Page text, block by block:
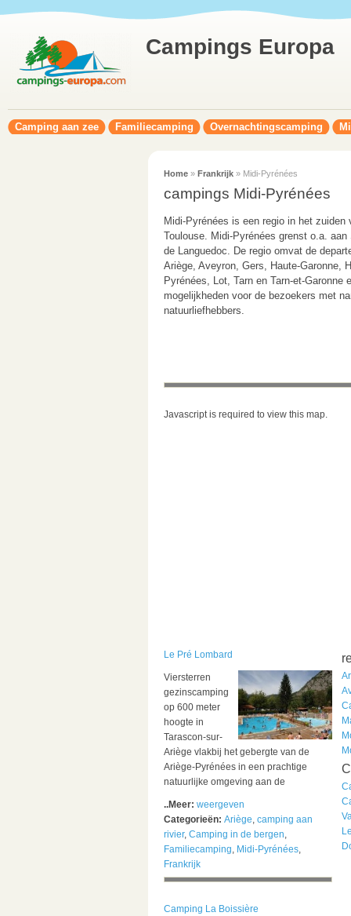
Campings Europa
Camping aan zee Familiecamping Overnachtingscamping
Home» Frankrijk» Midi-Pyrénées
campings Midi-Pyrénées
Midi-Pyrénées is een regio in het
Toulouse. Midi-Pyrénées grenst o.a. aan
de Languedoc. De regio omvat de
Ariège, Aveyron, Gers, Haute-Garonne,
Pyrénées, Lot, Tarn en Tarn-et-Garonne
mogelijkheden voor de bezoekers met
natuurliefhebbers.
Javascript is required to view this map.
Le Pré Lombard
Viersterren
gezinscamping
op 600 meter
hoogte in
Tarascon-sur-
Ariège vlakbij het gebergte van de
Ariège-Pyrénées in een prachtige
natuurlijke omgeving aan de
..Meer: weergeven
Categorieën: Ariège, camping aan
rivier, Camping in de bergen,
Familiecamping, Midi-Pyrénées,
Frankrijk
Camping La Boissière